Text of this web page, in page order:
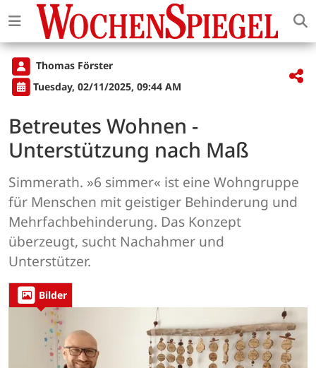
Thomas Förster
Tuesday, 02/11/2025, 09:44 AM
Betreutes Wohnen -
Unterstützung nach Maß
Simmerath. »6 simmer« ist eine Wohngruppe
für Menschen mit geistiger Behinderung und
Mehrfachbehinderung. Das Konzept
überzeugt, sucht Nachahmer und
Unterstützer.
Bilder